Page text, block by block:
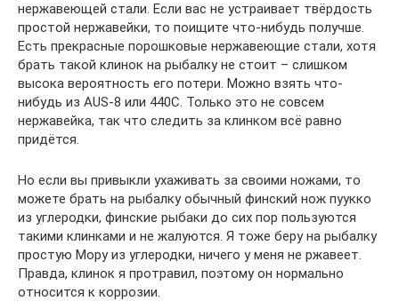
нержавеющей стали. Если вас не устраивает твёрдость
простой нержавейки, то поищите что-нибудь получше.
Есть прекрасные порошковые нержавеющие стали, хотя
брать такой клинок на рыбалку не стоит – слишком
высока вероятность его потери. Можно взять что-
нибудь из AUS-8 или 440С. Только это не совсем
нержавейка, так что следить за клинком всё равно
придётся.
Но если вы привыкли ухаживать за своими ножами, то
можете брать на рыбалку обычный финский нож пуукко
из углеродки, финские рыбаки до сих пор пользуются
такими клинками и не жалуются. Я тоже беру на рыбалку
простую Мору из углеродки, ничего у меня не ржавеет.
Правда, клинок я протравил, поэтому он нормально
относится к коррозии.